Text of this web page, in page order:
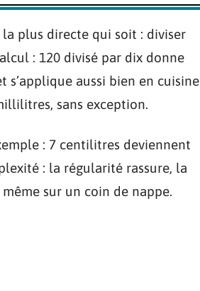
plus directe qui soit : diviser
: 120 divisé par dix donne
s’applique aussi bien en cuisine
sans exception.
: 7 centilitres deviennent
: la régularité rassure, la
sur un coin de nappe.